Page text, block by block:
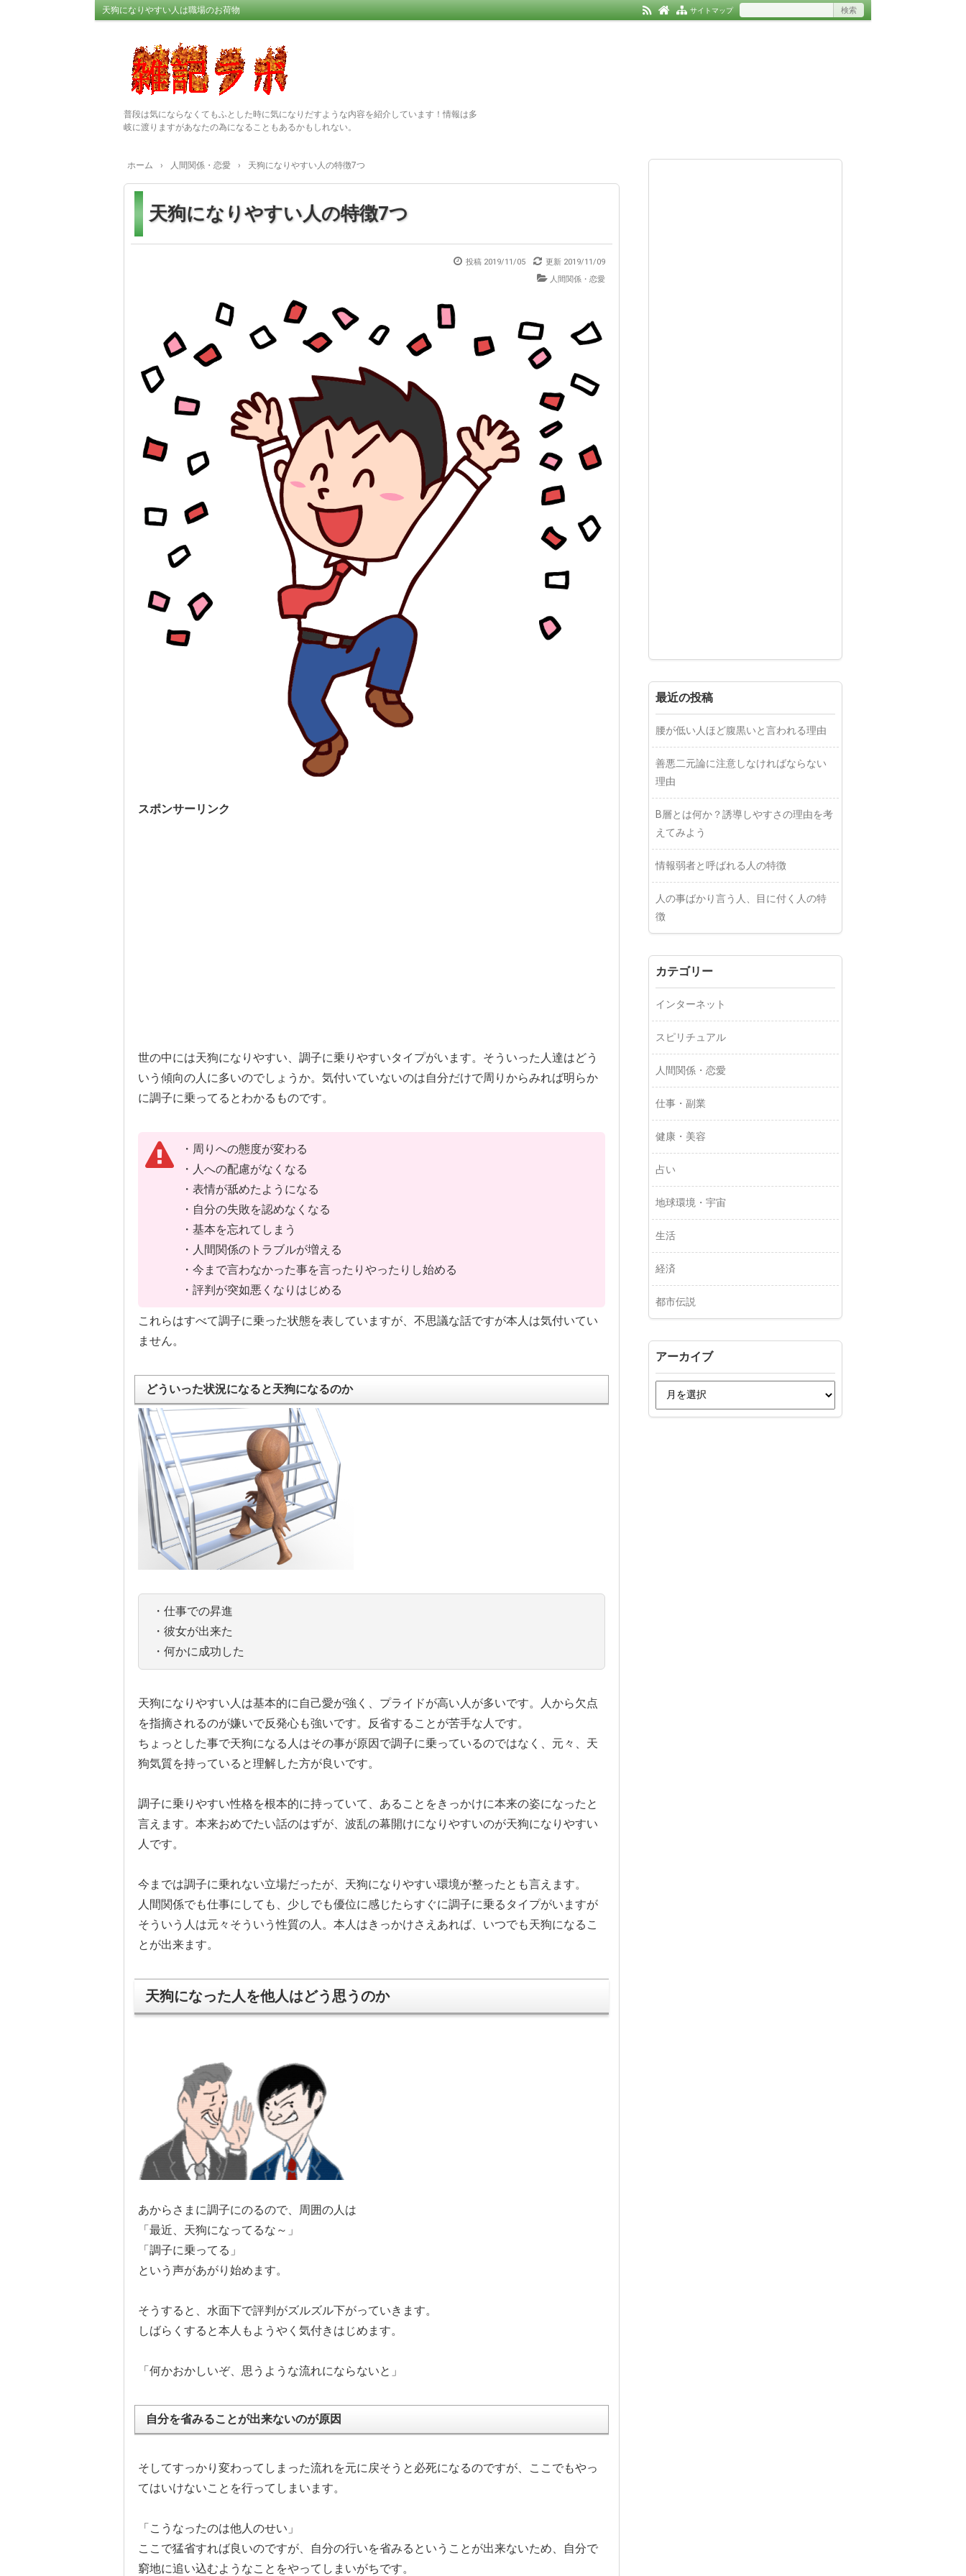
天狗になりやすい人は職場のお荷物 サイトマップ
普段は気にならなくてもふとした時に気になりだすような内容を紹介しています！情報は多
岐に渡りますがあなたの為になることもあるかもしれない。
ホーム › 人間関係・恋愛 › 天狗になりやすい人の特徴7つ
天狗になりやすい人の特徴7つ
投稿 2019/11/05 更新 2019/11/09
人間関係・恋愛
スポンサーリンク
世の中には天狗になりやすい、調子に乗りやすいタイプがいます。そういった人達はどう
いう傾向の人に多いのでしょうか。気付いていないのは自分だけで周りからみれば明らか
に調子に乗ってるとわかるものです。
・周りへの態度が変わる
・人への配慮がなくなる
・表情が舐めたようになる
・自分の失敗を認めなくなる
・基本を忘れてしまう
・人間関係のトラブルが増える
・今まで言わなかった事を言ったりやったりし始める
・評判が突如悪くなりはじめる
これらはすべて調子に乗った状態を表していますが、不思議な話ですが本人は気付いてい
ません。
どういった状況になると天狗になるのか
・仕事での昇進
・彼女が出来た
・何かに成功した
天狗になりやすい人は基本的に自己愛が強く、プライドが高い人が多いです。人から欠点
を指摘されるのが嫌いで反発心も強いです。反省することが苦手な人です。
ちょっとした事で天狗になる人はその事が原因で調子に乗っているのではなく、元々、天
狗気質を持っていると理解した方が良いです。
調子に乗りやすい性格を根本的に持っていて、あることをきっかけに本来の姿になったと
言えます。本来おめでたい話のはずが、波乱の幕開けになりやすいのが天狗になりやすい
人です。
今までは調子に乗れない立場だったが、天狗になりやすい環境が整ったとも言えます。
人間関係でも仕事にしても、少しでも優位に感じたらすぐに調子に乗るタイプがいますが
そういう人は元々そういう性質の人。本人はきっかけさえあれば、いつでも天狗になるこ
とが出来ます。
天狗になった人を他人はどう思うのか
あからさまに調子にのるので、周囲の人は
「最近、天狗になってるな～」
「調子に乗ってる」
という声があがり始めます。
そうすると、水面下で評判がズルズル下がっていきます。
しばらくすると本人もようやく気付きはじめます。
「何かおかしいぞ、思うような流れにならないと」
自分を省みることが出来ないのが原因
そしてすっかり変わってしまった流れを元に戻そうと必死になるのですが、ここでもやっ
てはいけないことを行ってしまいます。
「こうなったのは他人のせい」
ここで猛省すれば良いのですが、自分の行いを省みるということが出来ないため、自分で
窮地に追い込むようなことをやってしまいがちです。
最近の投稿
腰が低い人ほど腹黒いと言われる理由
善悪二元論に注意しなければならない
理由
B層とは何か？誘導しやすさの理由を考
えてみよう
情報弱者と呼ばれる人の特徴
人の事ばかり言う人、目に付く人の特
徴
カテゴリー
インターネット
スピリチュアル
人間関係・恋愛
仕事・副業
健康・美容
占い
地球環境・宇宙
生活
経済
都市伝説
アーカイブ